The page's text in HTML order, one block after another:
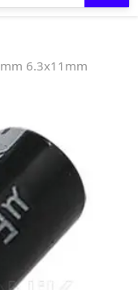
6.3x11mm